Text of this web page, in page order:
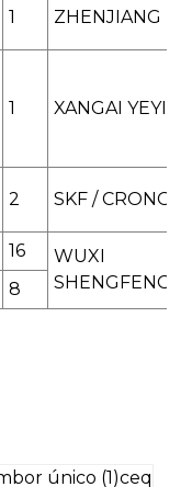
1 ZHENJIANG
1 XANGAI YEYI
2 SKF / CRONOS
16
WUXI
SHENGFENG
8